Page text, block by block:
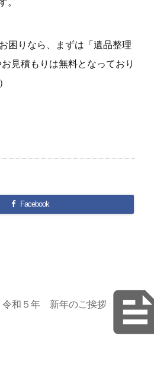
困りなら、まずは「遺品整理
見積もりは無料となっており
Facebook
令和５年 新年のご挨拶